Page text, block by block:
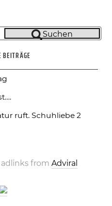
Suchen
BEITRÄGE
ruft. Schuhliebe 2
adlinks fromAdviral